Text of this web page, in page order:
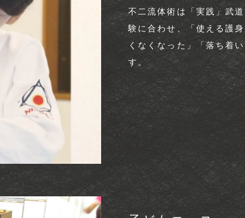
不二流体術は「実践」武
験に合わせ、「使える護
くなくなった」「落ち着
す。​